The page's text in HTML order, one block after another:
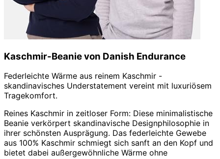
Kaschmir-Beanie von Danish Endurance
Federleichte Wärme aus reinem Kaschmir -
skandinavisches Understatement vereint mit luxuriösem
Tragekomfort.
Reines Kaschmir in zeitloser Form: Diese minimalistische
Beanie verkörpert skandinavische Designphilosophie in
ihrer schönsten Ausprägung. Das federleichte Gewebe
aus 100% Kaschmir schmiegt sich sanft an den Kopf und
bietet dabei außergewöhnliche Wärme ohne